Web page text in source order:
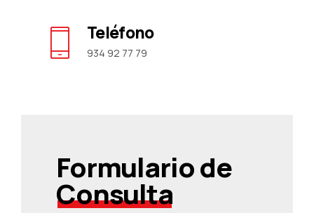
Teléfono
934 92 77 79
Formulario de
Consulta